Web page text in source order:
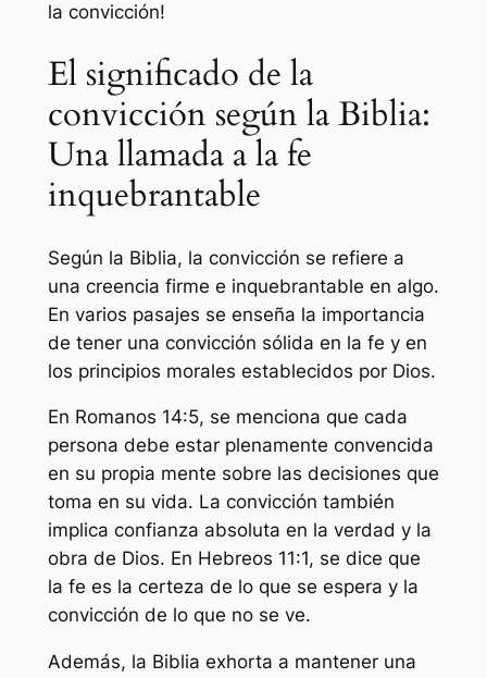
la convicción!
El significado de la
convicción según la Biblia:
Una llamada a la fe
inquebrantable
Según la Biblia, la convicción se refiere a
una creencia firme e inquebrantable en algo.
En varios pasajes se enseña la importancia
de tener una convicción sólida en la fe y en
los principios morales establecidos por Dios.
En Romanos 14:5, se menciona que cada
persona debe estar plenamente convencida
en su propia mente sobre las decisiones que
toma en su vida. La convicción también
implica confianza absoluta en la verdad y la
obra de Dios. En Hebreos 11:1, se dice que
la fe es la certeza de lo que se espera y la
convicción de lo que no se ve.
Además, la Biblia exhorta a mantener una